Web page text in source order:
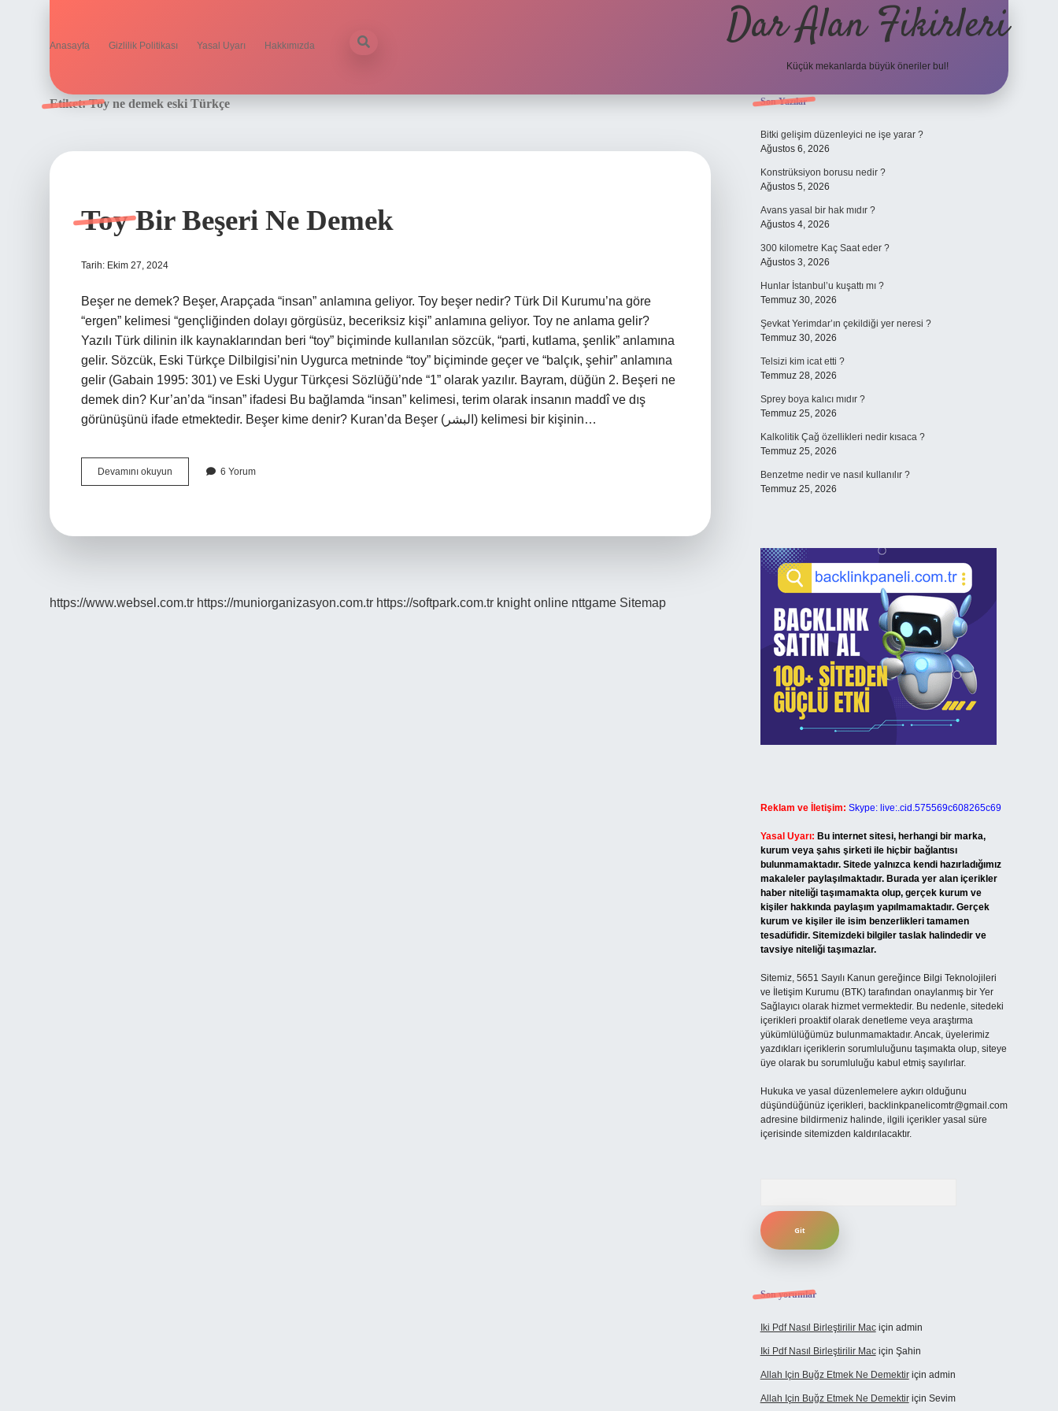
Anasayfa Gizlilik Politikası Yasal Uyarı Hakkımızda Dar Alan Fikirleri
Küçük mekanlarda büyük öneriler bul!
Etiket:Toy ne demek eski Türkçe
Toy Bir Beşeri Ne Demek
Tarih: Ekim 27, 2024
Beşer ne demek? Beşer, Arapçada “insan” anlamına geliyor. Toy beşer nedir? Türk Dil Kurumu’na göre
“ergen” kelimesi “gençliğinden dolayı görgüsüz, beceriksiz kişi” anlamına geliyor. Toy ne anlama gelir?
Yazılı Türk dilinin ilk kaynaklarından beri “toy” biçiminde kullanılan sözcük, “parti, kutlama, şenlik” anlamına
gelir. Sözcük, Eski Türkçe Dilbilgisi’nin Uygurca metninde “toy” biçiminde geçer ve “balçık, şehir” anlamına
gelir (Gabain 1995: 301) ve Eski Uygur Türkçesi Sözlüğü’nde “1” olarak yazılır. Bayram, düğün 2. Beşeri ne
demek din? Kur’an’da “insan” ifadesi Bu bağlamda “insan” kelimesi, terim olarak insanın maddî ve dış
görünüşünü ifade etmektedir. Beşer kime denir? Kuran’da Beşer (البشر) kelimesi bir kişinin…
Devamını okuyun
Bir
6 Yorum
https://www.websel.com.tr https://muniorganizasyon.com.tr https://softpark.com.tr knight online nttgame Sitemap
Sidebar
Son Yazılar
Bitki gelişim düzenleyici ne işe yarar ?
Ağustos 6, 2026
Konstrüksiyon borusu nedir ?
Ağustos 5, 2026
Avans yasal bir hak mıdır ?
Ağustos 4, 2026
300 kilometre Kaç Saat eder ?
Ağustos 3, 2026
Hunlar İstanbul’u kuşattı mı ?
Temmuz 30, 2026
Şevkat Yerimdar’ın çekildiği yer neresi ?
Temmuz 30, 2026
Telsizi kim icat etti ?
Temmuz 28, 2026
Sprey boya kalıcı mıdır ?
Temmuz 25, 2026
Kalkolitik Çağ özellikleri nedir kısaca ?
Temmuz 25, 2026
Benzetme nedir ve nasıl kullanılır ?
Temmuz 25, 2026
Reklam ve İletişim: Skype: live:.cid.575569c608265c69
Yasal Uyarı: Bu internet sitesi, herhangi bir marka,
kurum veya şahıs şirketi ile hiçbir bağlantısı
bulunmamaktadır. Sitede yalnızca kendi hazırladığımız
makaleler paylaşılmaktadır. Burada yer alan içerikler
haber niteliği taşımamakta olup, gerçek kurum ve
kişiler hakkında paylaşım yapılmamaktadır. Gerçek
kurum ve kişiler ile isim benzerlikleri tamamen
tesadüfidir. Sitemizdeki bilgiler taslak halindedir ve
tavsiye niteliği taşımazlar.
Sitemiz, 5651 Sayılı Kanun gereğince Bilgi Teknolojileri
ve İletişim Kurumu (BTK) tarafından onaylanmış bir Yer
Sağlayıcı olarak hizmet vermektedir. Bu nedenle, sitedeki
içerikleri proaktif olarak denetleme veya araştırma
yükümlülüğümüz bulunmamaktadır. Ancak, üyelerimiz
yazdıkları içeriklerin sorumluluğunu taşımakta olup, siteye
üye olarak bu sorumluluğu kabul etmiş sayılırlar.
Hukuka ve yasal düzenlemelere aykırı olduğunu
düşündüğünüz içerikleri, backlinkpanelicomtr@gmail.com
adresine bildirmeniz halinde, ilgili içerikler yasal süre
içerisinde sitemizden kaldırılacaktır.
Son yorumlar
Iki Pdf Nasıl Birleştirilir Maciçin admin
Iki Pdf Nasıl Birleştirilir Maciçin Şahin
Allah Için Buğz Etmek Ne Demektiriçin admin
Allah Için Buğz Etmek Ne Demektiriçin Sevim